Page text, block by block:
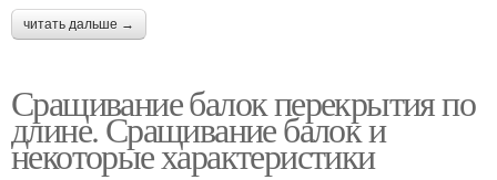
читать дальше →
Сращивание балок перекрытия по
длине. Сращивание балок и
некоторые характеристики